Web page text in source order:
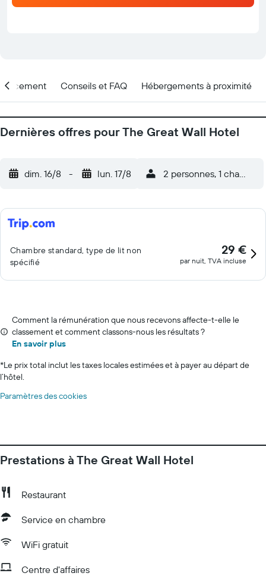
Conseils et FAQ Hébergements à proximité
Dernières offres pour The Great Wall Hotel
dim. 16/8 - lun. 17/8 2 personnes, 1 chambre
Chambre standard, type de lit non
spécifié
29 €
par nuit, TVA incluse
Comment la rémunération que nous recevons affecte-t-elle le
classement et comment classons-nous les résultats ?
En savoir plus
*Le prix total inclut les taxes locales estimées et à payer au départ de
l’hôtel.
Paramètres des cookies
Prestations à The Great Wall Hotel
Restaurant
Service en chambre
WiFi gratuit
Centre d'affaires